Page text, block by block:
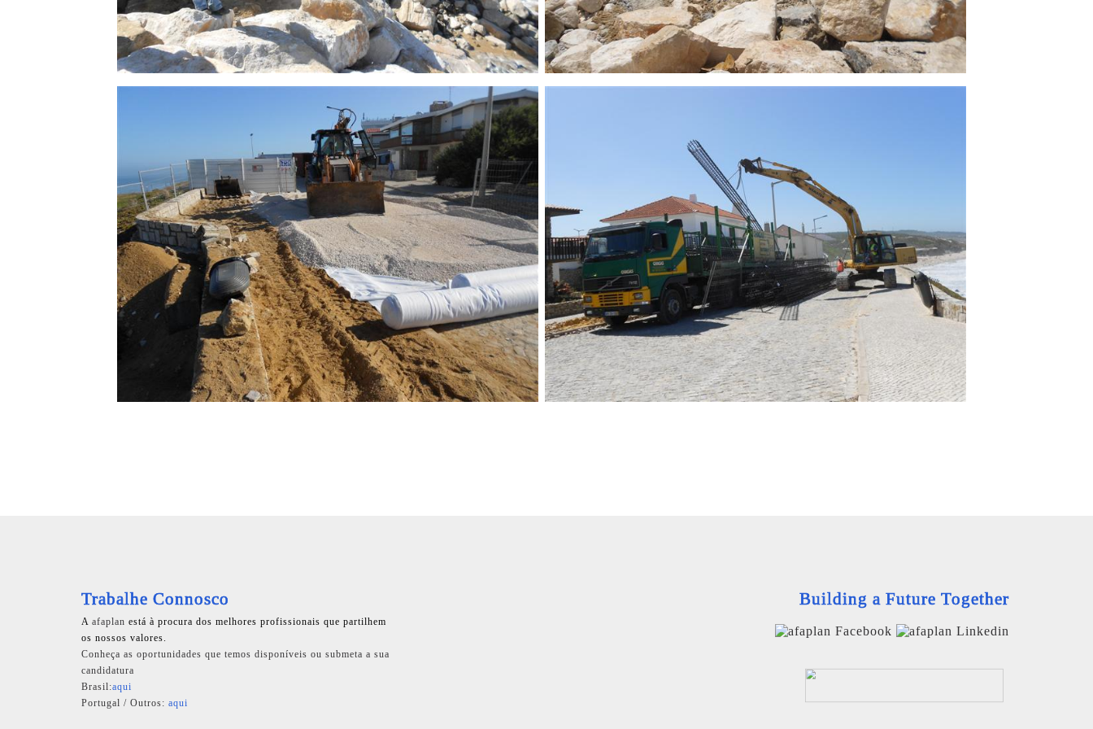
Trabalhe Connosco
A afaplan está à procura dos melhores profissionais que partilhem
os nossos valores.
Conheça as oportunidades que temos disponíveis ou submeta a sua
candidatura
Brasil:aqui
Portugal / Outros: aqui
Building a Future Together